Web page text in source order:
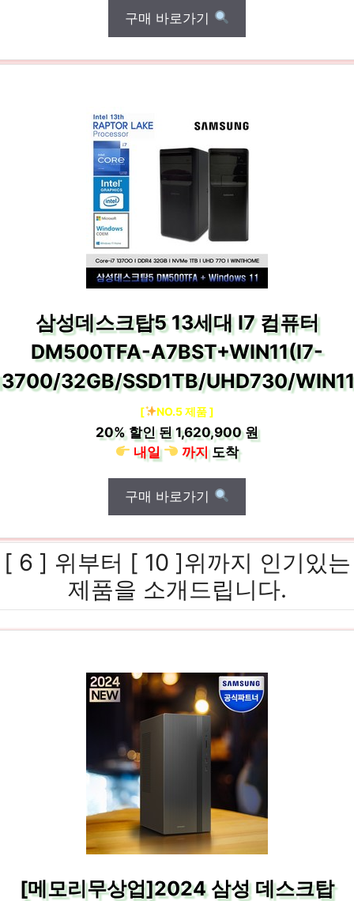
구매 바로가기
삼성데스크탑5 13세대 I7 컴퓨터
DM500TFA-A7BST+WIN11(I7-
32GB/SSD1TB/UHD730/
[ NO.5 제품 ]
20% 할인 된1,620,900 원
내일
까지도착
구매 바로가기
[ 6 ] 위부터 [ 10 ]위까지 인기있는
제품을 소개드립니다.
[메모리무상업]2024 삼성 데스크탑